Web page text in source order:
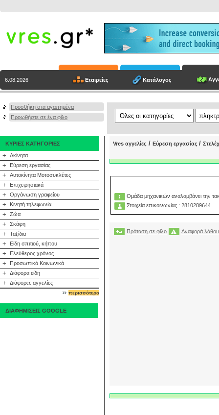
6.08.2026 Εταιρείες Κατάλογος
Προσθήκη στα αγαπημένα
Προωθήστε σε ένα φίλο
ΚΥΡΙΕΣ ΚΑΤΗΓΟΡΙΕΣ
+ Ακίνητα
+ Εύρεση εργασίας
+ Αυτοκίνητα Μοτοσυκλέτες
+ Επιχειρησιακά
+ Οργάνωση γραφείου
+ Κινητή τηλεφωνία
+ Ζώα
+ Σκάφη
+ Ταξίδια
+ Είδη σπιτιού, κήπου
+ Ελεύθερος χρόνος
+ Προσωπικά Κοινωνικά
+ Διάφορα είδη
+ Διάφορες αγγελίες
περισσότερα
ΔΙΑΦΗΜΙΣΕΙΣ GOOGLE
Vres αγγελίες / Εύρεση εργασίας /
Ομάδα μηχανικών αναλαμβάνει την
Στοιχεία επικοινωνίας : 2810289644
Πρόταση σε φίλο Αναφορά